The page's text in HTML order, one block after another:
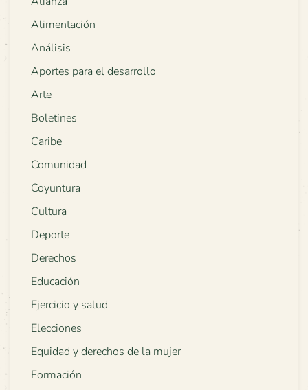
Alimentación
Análisis
Aportes para el desarrollo
Arte
Boletines
Caribe
Comunidad
Coyuntura
Cultura
Deporte
Derechos
Educación
Ejercicio y salud
Elecciones
Equidad y derechos de la mujer
Formación